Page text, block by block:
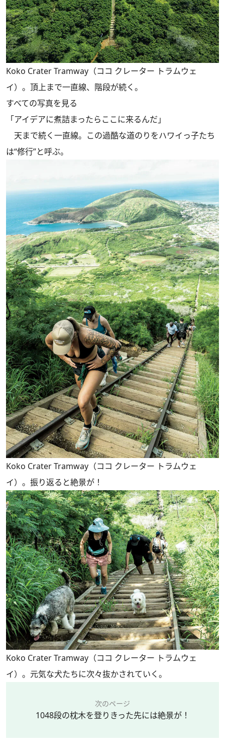
Koko Crater Tramway（ココ クレーター トラムウェ
イ）。頂上まで一直線、階段が続く。
すべての写真を見る
「アイデアに煮詰まったらここに来るんだ」
天まで続く一直線。この過酷な道のりをハワイっ子たち
は“修行”と呼ぶ。
Koko Crater Tramway（ココ クレーター トラムウェ
イ）。振り返ると絶景が！
Koko Crater Tramway（ココ クレーター トラムウェ
イ）。元気な犬たちに次々抜かされていく。
次のページ
1048段の枕木を登りきった先には絶景が！